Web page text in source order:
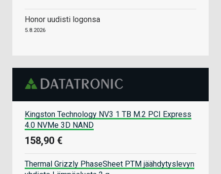
Honor uudisti logonsa
5.8.2026
Kingston Technology NV3 1 TB M.2 PCI Express
4.0 NVMe 3D NAND
158,90 €
Thermal Grizzly PhaseSheet PTM jäähdytyslevyn